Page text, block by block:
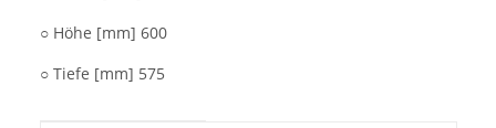
○ Höhe [mm] 600
○ Tiefe [mm] 575